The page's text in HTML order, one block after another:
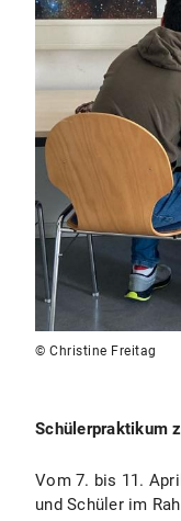
© Christine Freitag
Schülerpraktikum
Vom 7. bis 11.
und Schüler im